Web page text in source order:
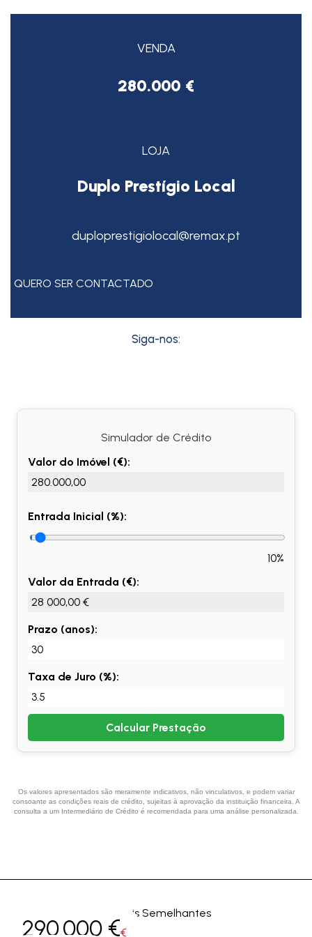
VENDA
280.000 €
LOJA
Duplo Prestígio Local
duploprestigiolocal@remax.pt
QUERO SER CONTACTADO
Siga-nos:
Simulador de Crédito
Valor do Imóvel (€):
Entrada Inicial (%):
10%
Valor da Entrada (€):
Prazo (anos):
Taxa de Juro (%):
Calcular Prestação
Os valores apresentados são meramente indicativos, não vinculativos, e podem variar
consoante as condições reais de crédito, sujeitas à aprovação da instituição financeira. A
consulta a um Intermediário de Crédito é recomendada para uma análise personalizada.
Imóveis Semelhantes
290.000 €€